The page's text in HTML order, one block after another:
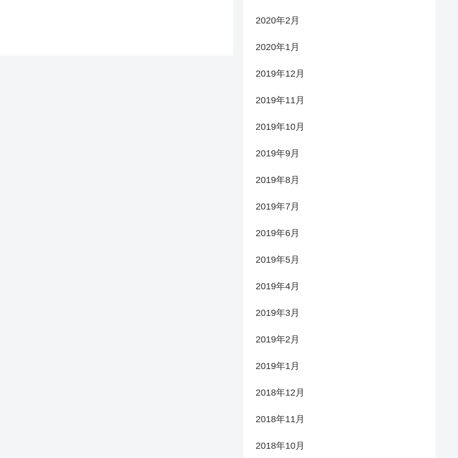
2020年2月
2020年1月
2019年12月
2019年11月
2019年10月
2019年9月
2019年8月
2019年7月
2019年6月
2019年5月
2019年4月
2019年3月
2019年2月
2019年1月
2018年12月
2018年11月
2018年10月